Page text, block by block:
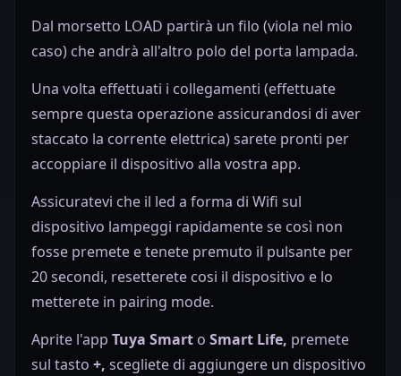
Dal morsetto LOAD partirà un filo (viola nel mio
caso) che andrà all'altro polo del porta lampada.
Una volta effettuati i collegamenti (effettuate
sempre questa operazione assicurandosi di aver
staccato la corrente elettrica) sarete pronti per
accoppiare il dispositivo alla vostra app.
Assicuratevi che il led a forma di Wifi sul
dispositivo lampeggi rapidamente se così non
fosse premete e tenete premuto il pulsante per
20 secondi, resetterete cosi il dispositivo e lo
metterete in pairing mode.
Aprite l'app Tuya Smart o Smart Life, premete
sul tasto +, scegliete di aggiungere un dispositivo